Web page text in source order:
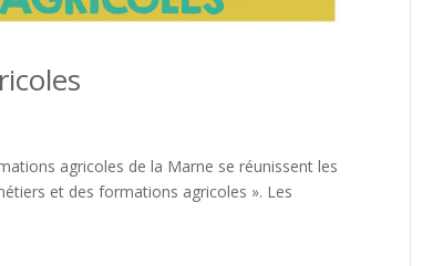
agricoles de la Marne se réunissent les
et des formations agricoles ». Les